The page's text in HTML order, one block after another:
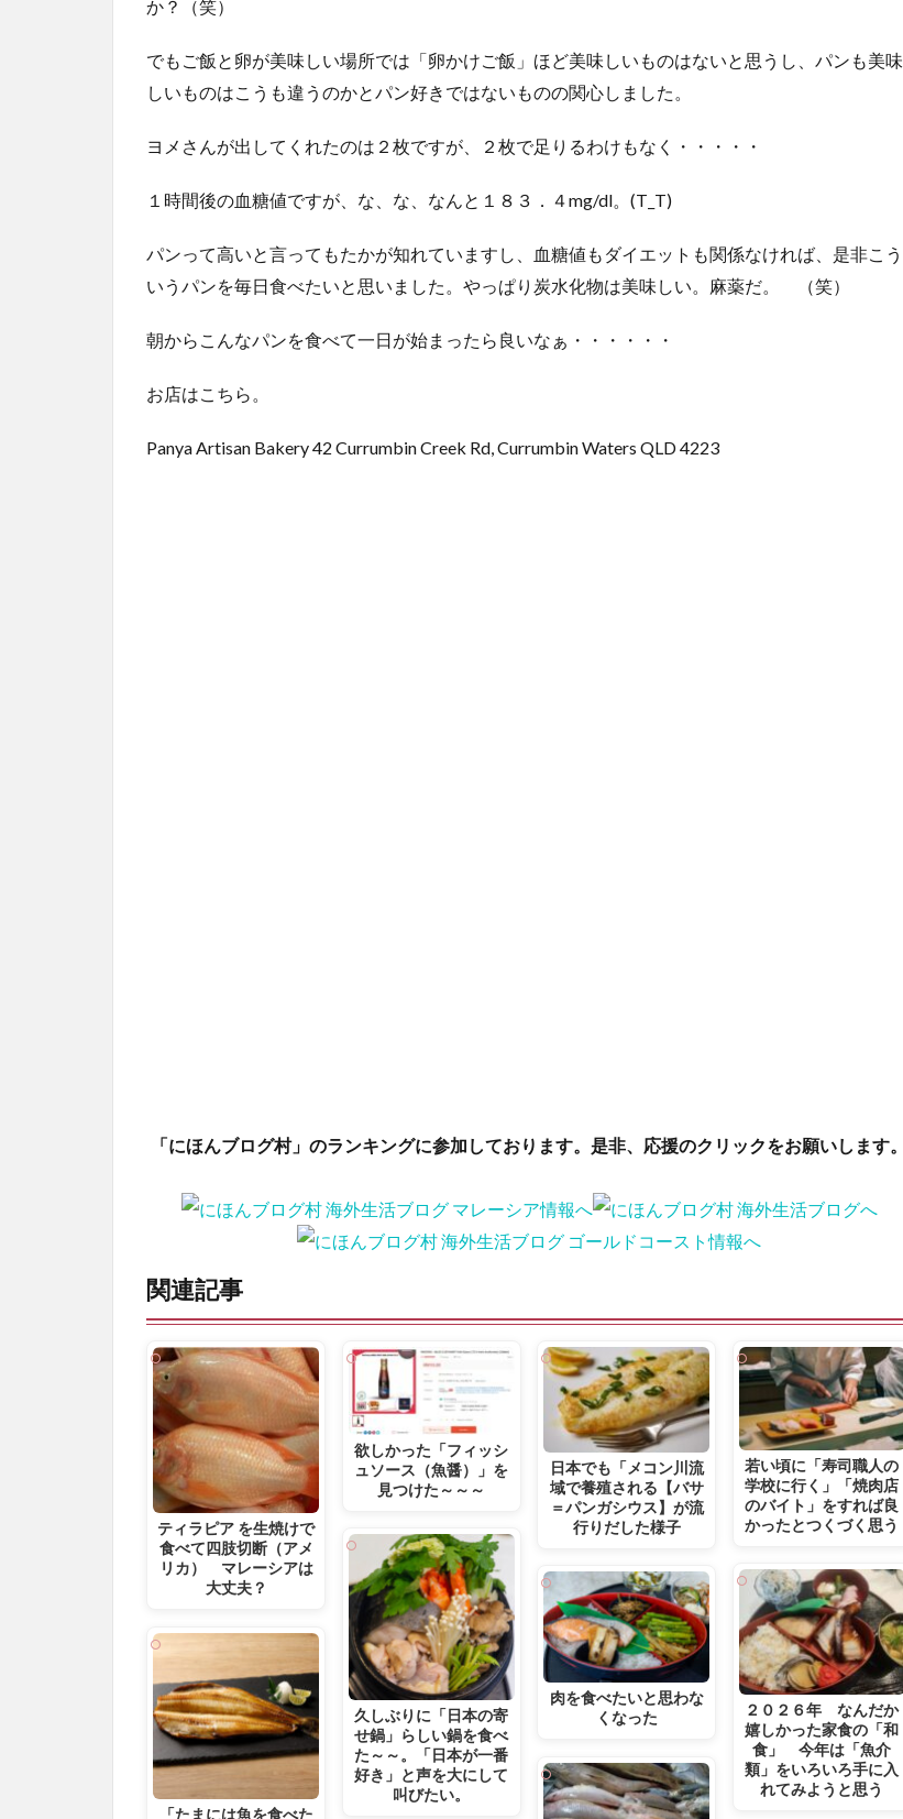
か？（笑）
でもご飯と卵が美味しい場所では「卵かけご飯」ほど美味しいものはないと思うし、パンも美味
しいものはこうも違うのかとパン好きではないものの関心しました。
ヨメさんが出してくれたのは２枚ですが、２枚で足りるわけもなく・・・・・
１時間後の血糖値ですが、な、な、なんと１８３．４mg/dl。(T_T)
パンって高いと言ってもたかが知れていますし、血糖値もダイエットも関係なければ、是非こう
いうパンを毎日食べたいと思いました。やっぱり炭水化物は美味しい。麻薬だ。 （笑）
朝からこんなパンを食べて一日が始まったら良いなぁ・・・・・・
お店はこちら。
Panya Artisan Bakery 42 Currumbin Creek Rd, Currumbin Waters QLD 4223
「にほんブログ村」のランキングに参加しております。是非、応援のクリックをお願いします。
関連記事
ティラピア を生焼けで
食べて四肢切断（アメ
リカ） マレーシアは
大丈夫？
「たまには魚を食べた
欲しかった「フィッシ
ュソース（魚醤）」を
見つけた～～～
久しぶりに「日本の寄
せ鍋」らしい鍋を食べ
た～～。「日本が一番
好き」と声を大にして
叫びたい。
日本でも「メコン川流
域で養殖される【バサ
＝パンガシウス】が流
行りだした様子
肉を食べたいと思わな
くなった
若い頃に「寿司職人の
学校に行く」「焼肉店
のバイト」をすれば良
かったとつくづく思う
２０２６年 なんだか
嬉しかった家食の「和
食」 今年は「魚介
類」をいろいろ手に入
れてみようと思う